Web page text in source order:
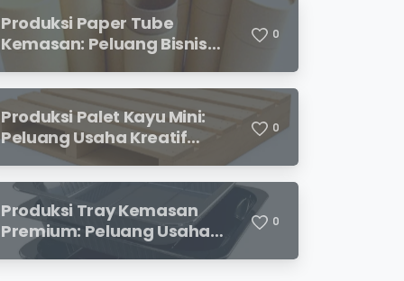
Meningkat
Produksi Paper Tube
Kemasan: Peluang Bisnis
Prospek Cerah
0
Produksi Palet Kayu Mini:
Peluang Usaha Kreatif
dengan Modal Terjangkau
dan Potensi Keuntungan
Menjanjikan
0
Produksi Tray Kemasan
Premium: Peluang Usaha
Menjanjikan di Industri
0